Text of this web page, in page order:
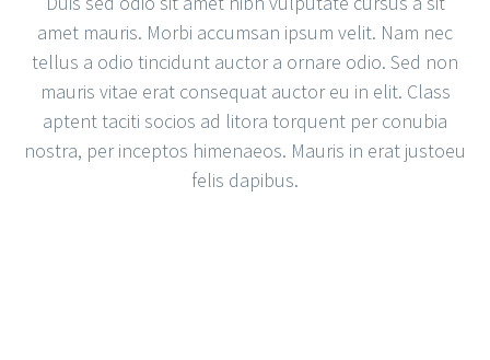
amet mauris. Morbi accumsan ipsum velit. Nam nec
tellus a odio tincidunt auctor a ornare odio. Sed non
mauris vitae erat consequat auctor eu in elit. Class
aptent taciti socios ad litora torquent per conubia
nostra, per inceptos himenaeos. Mauris in erat justoeu
felis dapibus.